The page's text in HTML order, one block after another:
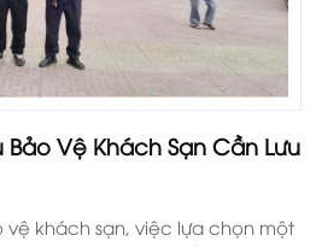
Bảo Vệ Khách Sạn Cần Lưu
vệ khách sạn, việc lựa chọn một